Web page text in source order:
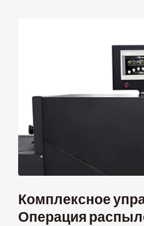
Комплексное
Операция